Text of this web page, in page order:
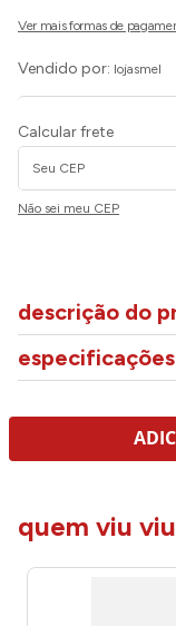
Vendido por: lojasmel
Calcular frete
Não sei meu CEP
descrição do
quem viu